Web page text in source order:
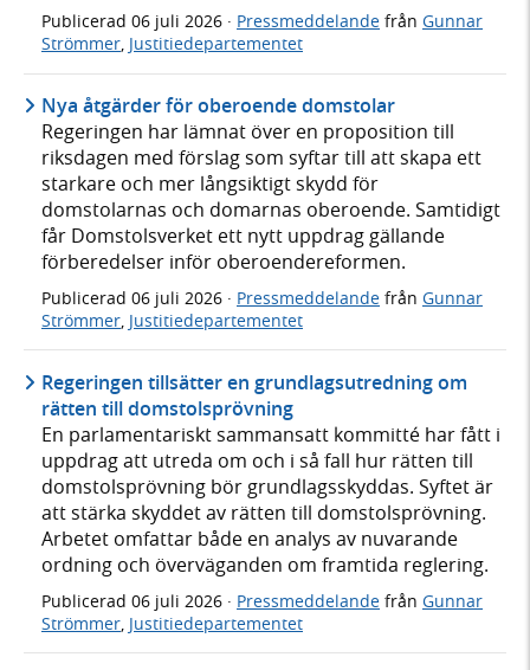
Publicerad 06 juli 2026 · Pressmeddelande från Gunnar
Strömmer, Justitiedepartementet
Nya åtgärder för oberoende domstolar
Regeringen har lämnat över en proposition till
riksdagen med förslag som syftar till att skapa ett
starkare och mer långsiktigt skydd för
domstolarnas och domarnas oberoende. Samtidigt
får Domstolsverket ett nytt uppdrag gällande
förberedelser inför oberoendereformen.
Publicerad 06 juli 2026 · Pressmeddelande från Gunnar
Strömmer, Justitiedepartementet
Regeringen tillsätter en grundlagsutredning om
rätten till domstolsprövning
En parlamentariskt sammansatt kommitté har fått i
uppdrag att utreda om och i så fall hur rätten till
domstolsprövning bör grundlagsskyddas. Syftet är
att stärka skyddet av rätten till domstolsprövning.
Arbetet omfattar både en analys av nuvarande
ordning och överväganden om framtida reglering.
Publicerad 06 juli 2026 · Pressmeddelande från Gunnar
Strömmer Justitiedepartementet